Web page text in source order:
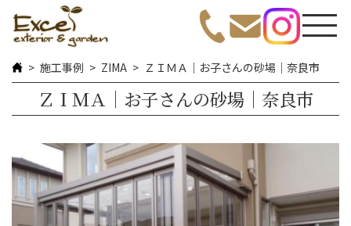
施工事例 ZIMA ＺＩＭＡ｜お子さんの砂場｜奈良市
ＺＩＭＡ｜お子さんの砂場｜奈良市